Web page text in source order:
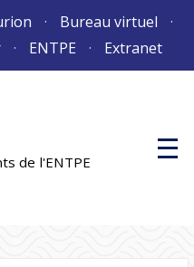
Bureau virtuel
ENTPE Extranet
de l'ENTPE
M
e